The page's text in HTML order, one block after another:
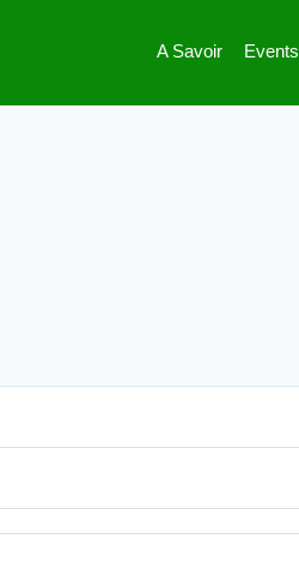
A Savoir Events